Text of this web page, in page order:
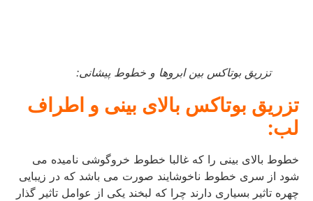
تزریق بوتاکس بین ابروها و خطوط پیشانی:
تزریق بوتاکس بالای بینی و اطراف
لب:
خطوط بالای بینی را که غالبا خطوط خروگوشی نامیده می
شود از سری خطوط ناخوشایند صورت می باشد که در زیبایی
چهره تاثیر بسیاری دارند چرا که لبخند یکی از عوامل تاثیر گذار